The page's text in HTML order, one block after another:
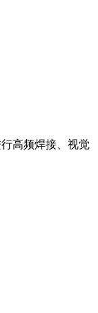
高频焊接、视觉